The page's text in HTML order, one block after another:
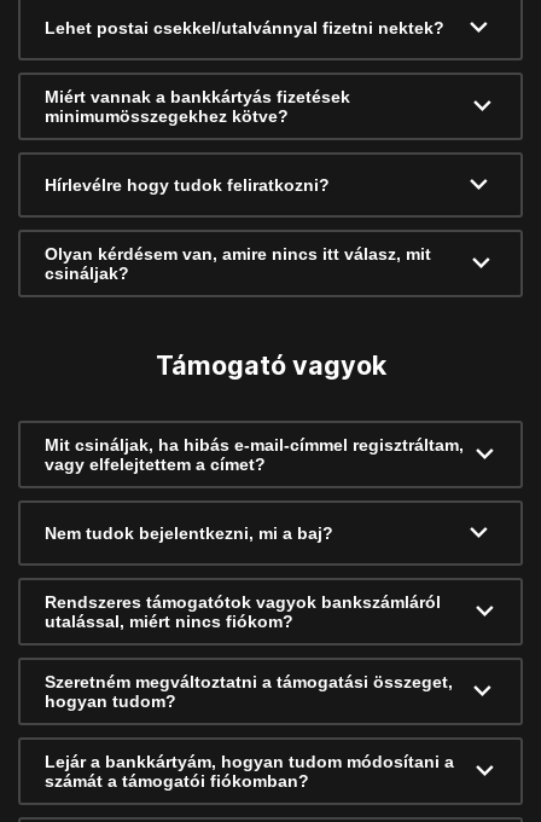
Lehet postai csekkel/utalvánnyal fizetni nektek?
Miért vannak a bankkártyás fizetések
minimumösszegekhez kötve?
Hírlevélre hogy tudok feliratkozni?
Olyan kérdésem van, amire nincs itt válasz, mit
csináljak?
Támogató vagyok
Mit csináljak, ha hibás e-mail-címmel regisztráltam,
vagy elfelejtettem a címet?
Nem tudok bejelentkezni, mi a baj?
Rendszeres támogatótok vagyok bankszámláról
utalással, miért nincs fiókom?
Szeretném megváltoztatni a támogatási összeget,
hogyan tudom?
Lejár a bankkártyám, hogyan tudom módosítani a
számát a támogatói fiókomban?